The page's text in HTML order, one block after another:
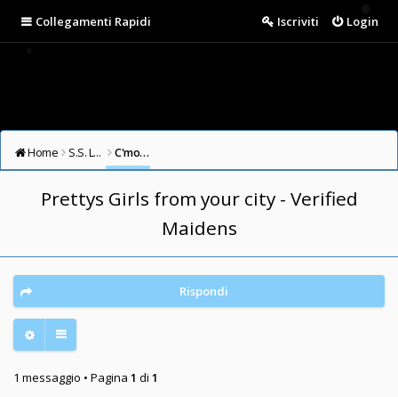
Collegamenti Rapidi Login
Iscriviti
Home S.S. LAZIO FORUM C'mon Guys (English/Other Languages Forum)
Prettys Girls from your city - Verified
Maidens
Rispondi
1 messaggio • Pagina 1 di 1